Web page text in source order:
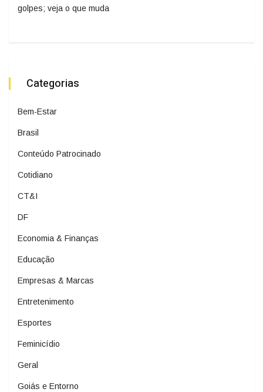
golpes; veja o que muda
Categorias
Bem-Estar
Brasil
Conteúdo Patrocinado
Cotidiano
CT&I
DF
Economia & Finanças
Educação
Empresas & Marcas
Entretenimento
Esportes
Feminicídio
Geral
Goiás e Entorno